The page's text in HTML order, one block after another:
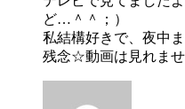
ど…＾＾；）
私結構好きで、夜中
残念☆動画は見れま